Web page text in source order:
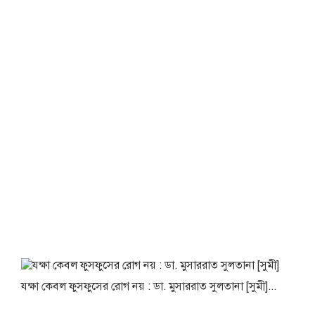
যক্ষা কেবল ফুসফুসের রোগ নয় : ডা. মুসাররাত সুলতানা [সুমী]...